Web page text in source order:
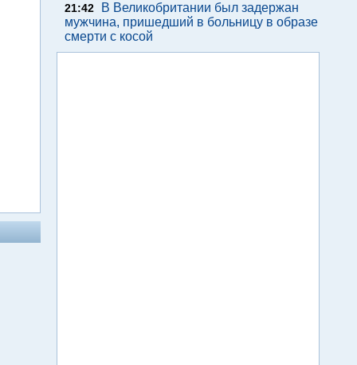
21:42
В Великобритании был задержан
мужчина, пришедший в больницу в образе
смерти с косой